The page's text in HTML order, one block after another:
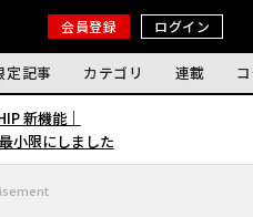
会員登録 ログイン
定記事 カテゴリ 連載
新機能｜
小限にしました